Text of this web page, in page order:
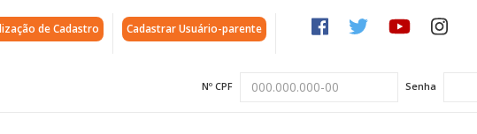
de Cadastro Cadastrar Usuário-parente
Nº CPF Senha